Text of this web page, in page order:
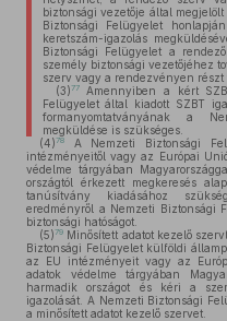
biztonsági vezetője által
Biztonsági Felügyelet
keretszám-igazolás
Biztonsági Felügyelet a
személy biztonsági vezetőjéhez
szerv vagy a rendezvényen részt
(3)77Amennyiben a kért
Felügyelet által kiadott SZBT
formanyomtatványának a
megküldése is szükséges.
(4)78
A Nemzeti Biztonsági
intézményeitől vagy az Európai
védelme tárgyában
országtól érkezett megkeresés
tanúsítvány kiadásához
eredményről a Nemzeti Biztonsági
biztonsági hatóságot.
(5)79 Minősített adatot kezelő
Biztonsági Felügyelet külföldi
az EU intézményeit vagy az
adatok védelme tárgyában
harmadik országot és kéri a
igazolását. A Nemzeti Biztonsági
a minősített adatot kezelő szervet.